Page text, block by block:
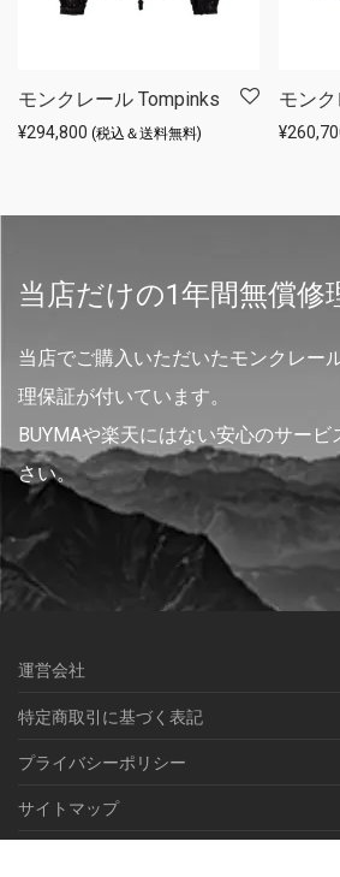
モンクレール Tompinks
¥294,800 (税込＆送料無料)
モン
¥
当店だけの1年間無償修
当店でご購入いただいたモンクレー
理保証が付いています。
BUYMAや楽天にはない安心のサー
さい。
運営会社
特定商取引に基づく表記
プライバシーポリシー
サイトマップ